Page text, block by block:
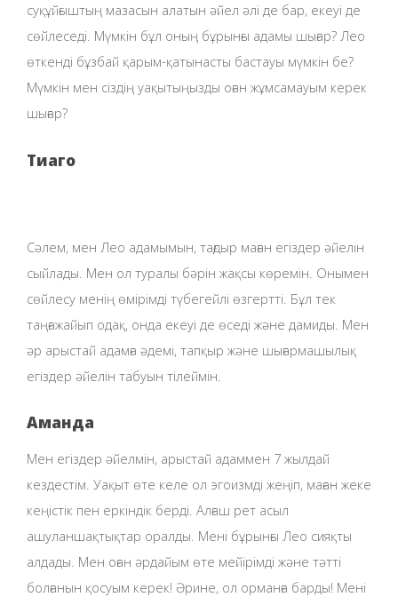
суқұйғыштың мазасын алатын әйел әлі де бар, екеуі де
сөйлеседі. Мүмкін бұл оның бұрынғы адамы шығар? Лео
өткенді бұзбай қарым-қатынасты бастауы мүмкін бе?
Мүмкін мен сіздің уақытыңызды оған жұмсамауым керек
шығар?
Тиаго
Сәлем, мен Лео адамымын, тағдыр маған егіздер әйелін
сыйлады. Мен ол туралы бәрін жақсы көремін. Онымен
сөйлесу менің өмірімді түбегейлі өзгертті. Бұл тек
таңғажайып одақ, онда екеуі де өседі және дамиды. Мен
әр арыстай адамға әдемі, тапқыр және шығармашылық
егіздер әйелін табуын тілеймін.
Аманда
Мен егіздер әйелмін, арыстай адаммен 7 жылдай
кездестім. Уақыт өте келе ол эгоизмді жеңіп, маған жеке
кеңістік пен еркіндік берді. Алғаш рет асыл
ашуланшақтықтар оралды. Мені бұрынғы Лео сияқты
алдады. Мен оған әрдайым өте мейірімді және тәтті
болғанын қосуым керек! Әрине, ол орманға барды! Мені